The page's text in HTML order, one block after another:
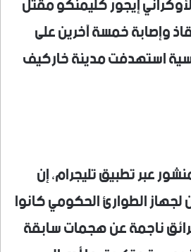
وإصابة خمسة آخرين على
استهدفت مدينة خاركيف
عبر تطبيق تليجرام، إن
لجهاز الطوارئ الحكومي كانوا
ناجمة عن هجمات سابقة